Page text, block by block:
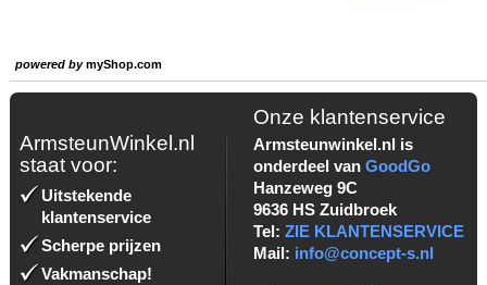
powered bymyShop.com
ArmsteunWinkel.nl
staat voor:
Uitstekende
klantenservice
Scherpe prijzen
Vakmanschap!
Onze klantenservice
Armsteunwinkel.nl is
onderdeel van GoodGo
Hanzeweg 9C
9636 HS Zuidbroek
Tel: ZIE KLANTENSERVICE
Mail: info@concept-s.nl